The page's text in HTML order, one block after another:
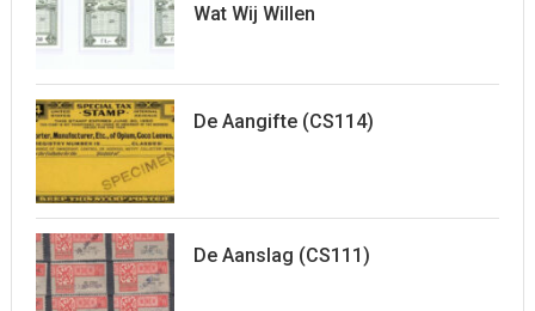
Wat Wij Willen
De Aangifte (CS114)
De Aanslag (CS111)